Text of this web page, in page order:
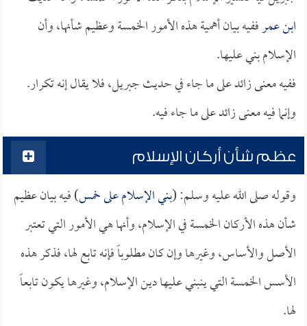
ابن عمرففيه بيان أهمية هذه الأمور الخمسة وعظيم شأنها، وأن
الإسلام بني عليها.
ففيه معنى زائد على ما جاء في حديث جبريل، فلا يقال إنه تكرار.
وإنما فيه معنى زائد على ما جاء فيه.
عظم شأن أركان الإسلام
وقوله صلى الله عليه وسلم: (بني الإسلام على خمس) فيه بيان عظيم
شأن هذه الأركان الخمسة في الإسلام، وأنها هي الأمور التي تعتبر
الأصل والأساس، وغيرها وإن كان مطلوباً فإنه تابع لها، فذكر هذه
الأسس الخمسة التي ينبني عليها دين الإسلام، وغيرها يكون تابعاً
لها.